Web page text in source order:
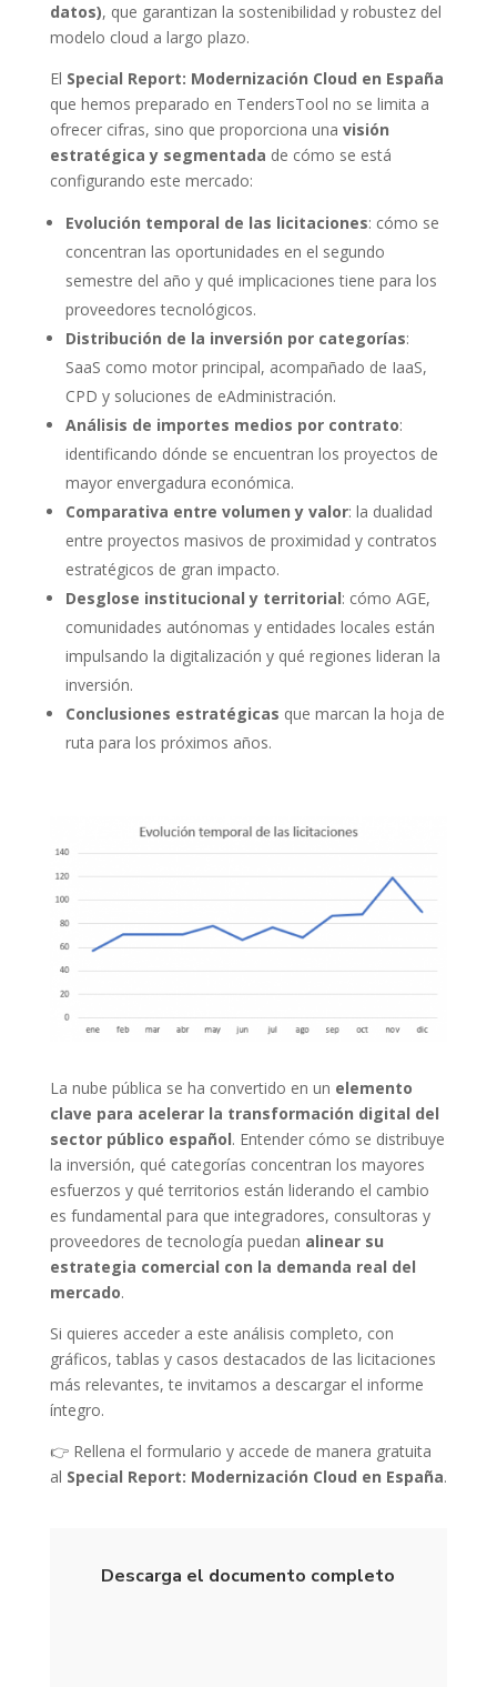
datos), que garantizan la sostenibilidad y robustez del
modelo cloud a largo plazo.
El Special Report: Modernización Cloud en España
que hemos preparado en TendersTool no se limita a
ofrecer cifras, sino que proporciona una visión
estratégica y segmentada de cómo se está
configurando este mercado:
Evolución temporal de las licitaciones: cómo se
concentran las oportunidades en el segundo
semestre del año y qué implicaciones tiene para los
proveedores tecnológicos.
Distribución de la inversión por categorías:
SaaS como motor principal, acompañado de IaaS,
CPD y soluciones de eAdministración.
Análisis de importes medios por contrato:
identificando dónde se encuentran los proyectos de
mayor envergadura económica.
Comparativa entre volumen y valor: la dualidad
entre proyectos masivos de proximidad y contratos
estratégicos de gran impacto.
Desglose institucional y territorial: cómo AGE,
comunidades autónomas y entidades locales están
impulsando la digitalización y qué regiones lideran la
inversión.
Conclusiones estratégicas que marcan la hoja de
ruta para los próximos años.
La nube pública se ha convertido en un elemento
clave para acelerar la transformación digital del
sector público español. Entender cómo se distribuye
la inversión, qué categorías concentran los mayores
esfuerzos y qué territorios están liderando el cambio
es fundamental para que integradores, consultoras y
proveedores de tecnología puedan alinear su
estrategia comercial con la demanda real del
mercado.
Si quieres acceder a este análisis completo, con
gráficos, tablas y casos destacados de las licitaciones
más relevantes, te invitamos a descargar el informe
íntegro.
👉 Rellena el formulario y accede de manera gratuita
al Special Report: Modernización Cloud en España.
Descarga el documento completo